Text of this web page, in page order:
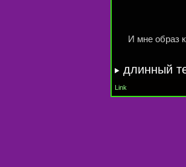
И мне образ
длинный
Link